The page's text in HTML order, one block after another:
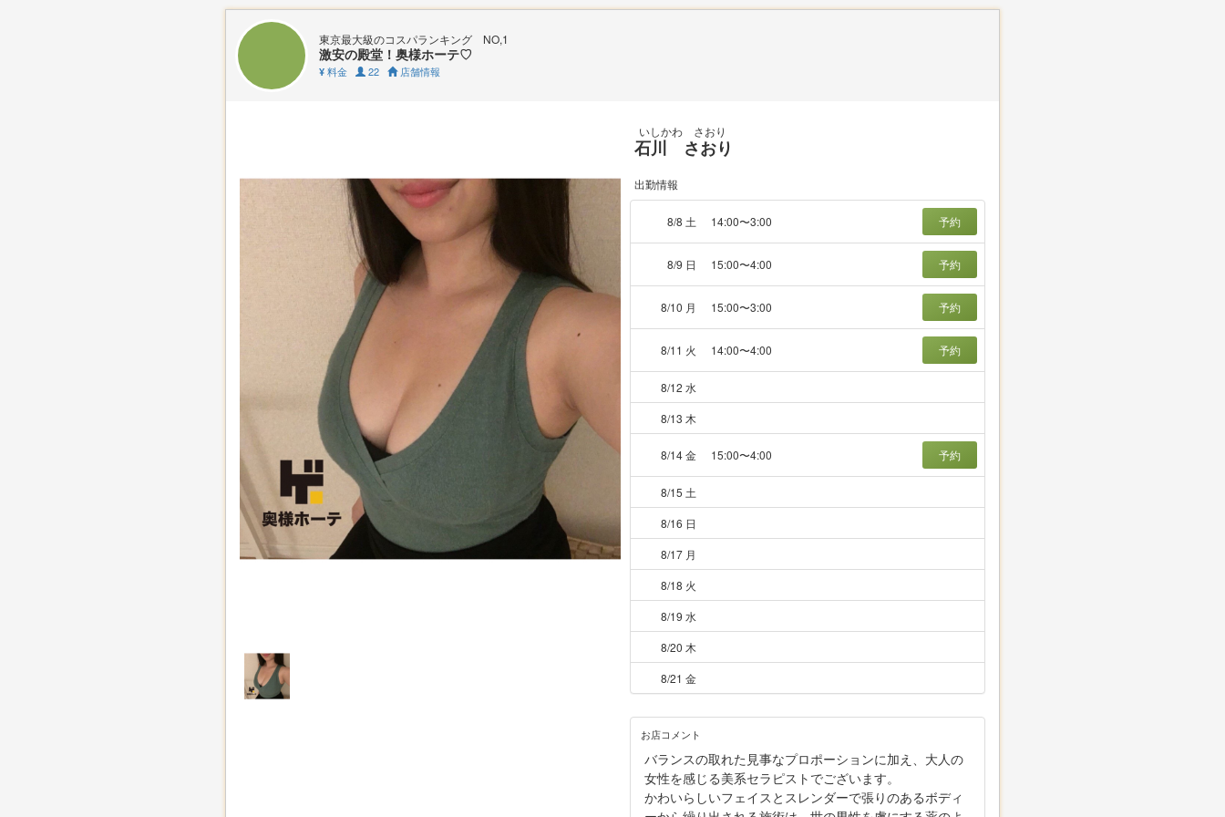
東京最大級のコスパランキング NO,1
激安の殿堂！奥様ホーテ♡
¥ 料金 22 店舗情報
いしかわ さおり
石川 さおり
出勤情報
8/8 土 14:00〜3:00 予約
8/9 日 15:00〜4:00 予約
8/10 月 15:00〜3:00 予約
8/11 火 14:00〜4:00 予約
8/12 水
8/13 木
8/14 金 15:00〜4:00 予約
8/15 土
8/16 日
8/17 月
8/18 火
8/19 水
8/20 木
8/21 金
お店コメント
バランスの取れた見事なプロポーションに加え、大人の
女性を感じる美系セラピストでございます。
かわいらしいフェイスとスレンダーで張りのあるボディ